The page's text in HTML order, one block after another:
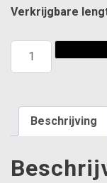
Verkrijgbare
jailbird
putter
Beschrijving